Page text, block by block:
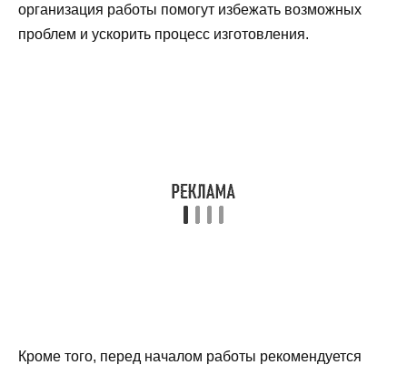
организация работы помогут избежать возможных
проблем и ускорить процесс изготовления.
Кроме того, перед началом работы рекомендуется